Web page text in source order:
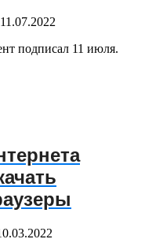
11.07.2022
подписал 11 июля.